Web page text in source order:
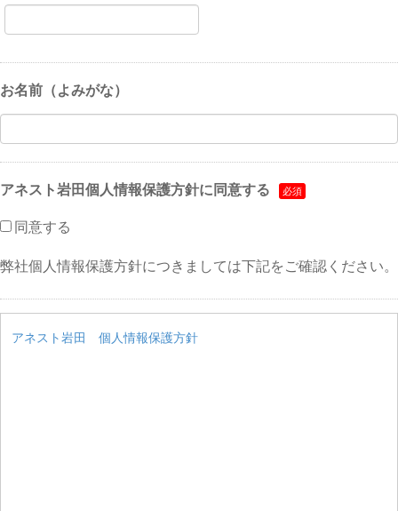
お名前（よみがな）
アネスト岩田個人情報保護方針に同意する
同意する
弊社個人情報保護方針につきましては下記をご確認ください。
アネスト岩田 個人情報保護方針